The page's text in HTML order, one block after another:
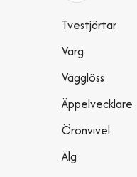
Tvestjärtar
Varg
Vägglöss
Äppelvecklare
Öronvivel
Älg